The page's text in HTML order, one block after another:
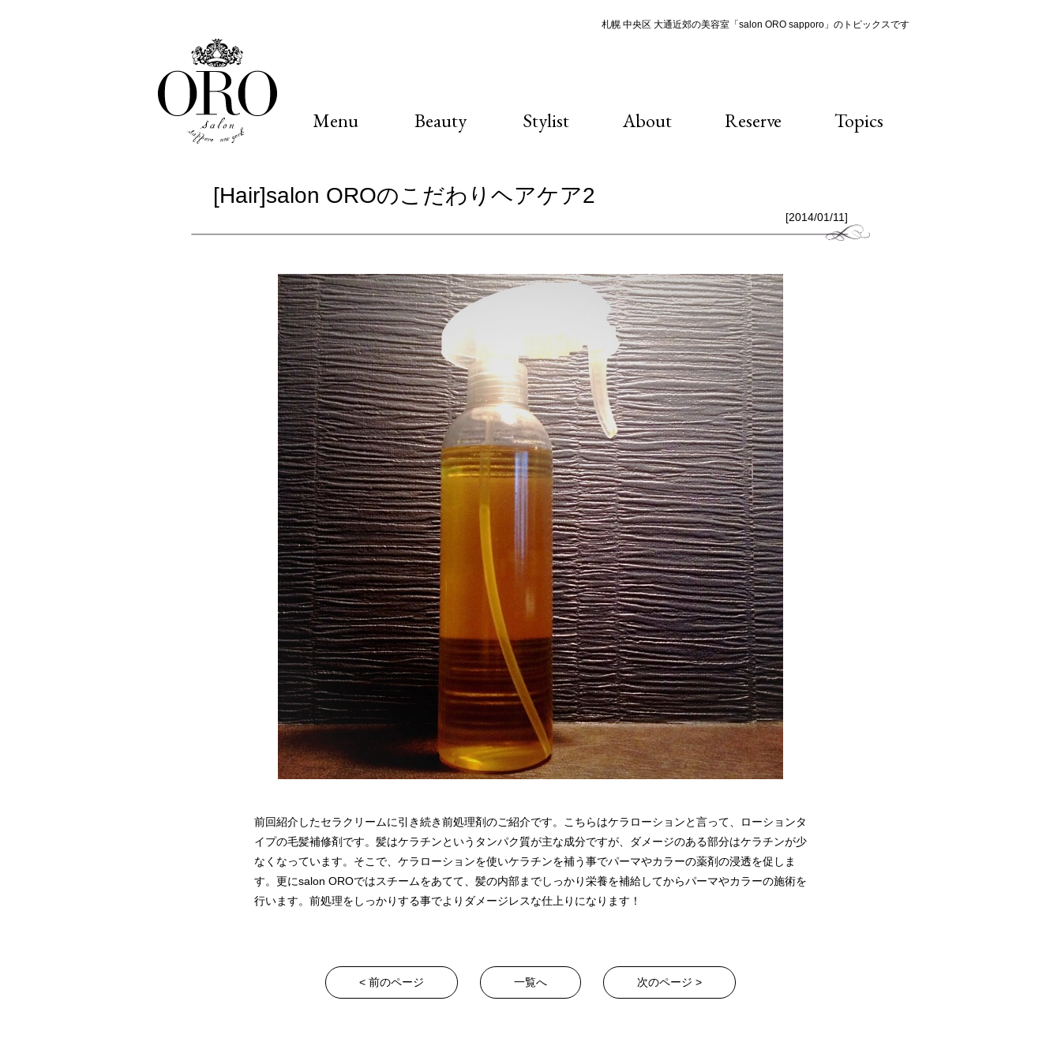
札幌 中央区 大通近郊の美容室「salon ORO sapporo」のトピックスです
Menu Beauty Stylist About Reserve Topics
[Hair]salon OROのこだわりヘアケア2
[2014/01/11]
前回紹介したセラクリームに引き続き前処理剤のご紹介です。こちらはケラローションと言って、ローションタ
イプの毛髪補修剤です。髪はケラチンというタンパク質が主な成分ですが、ダメージのある部分はケラチンが少
なくなっています。そこで、ケラローションを使いケラチンを補う事でパーマやカラーの薬剤の浸透を促しま
す。更にsalon OROではスチームをあてて、髪の内部までしっかり栄養を補給してからパーマやカラーの施術を
行います。前処理をしっかりする事でよりダメージレスな仕上りになります！
< 前のページ 一覧へ 次のページ >